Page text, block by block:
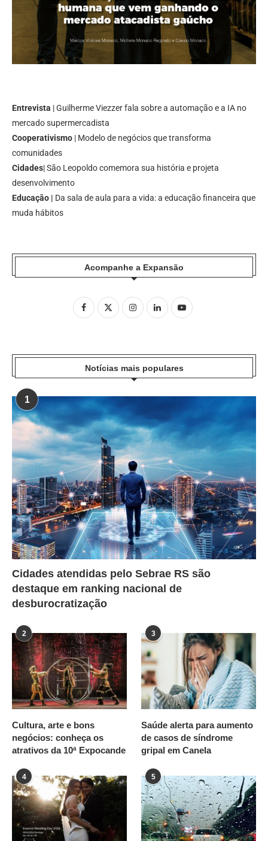
Entrevista | Guilherme Viezzer fala sobre a automação e a IA no
mercado supermercadista
Cooperativismo | Modelo de negócios que transforma
comunidades
Cidades| São Leopoldo comemora sua história e projeta
desenvolvimento
Educação | Da sala de aula para a vida: a educação financeira que
muda hábitos
Acompanhe a Expansão
Notícias mais populares
1
Cidades atendidas pelo Sebrae RS são
destaque em ranking nacional de
desburocratização
2
Cultura, arte e bons
negócios: conheça os
atrativos da 10ª Expocande
3
Saúde alerta para aumento
de casos de síndrome
gripal em Canela
4 5